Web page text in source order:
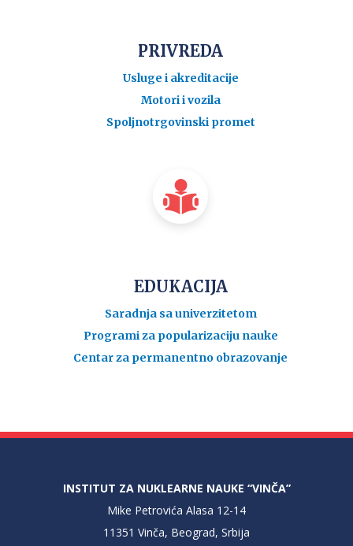
PRIVREDA
Usluge i akreditacije
Motori i vozila
Spoljnotrgovinski promet
EDUKACIJA
Saradnja sa univerzitetom
Programi za popularizaciju nauke
Centar za permanentno obrazovanje
INSTITUT ZA NUKLEARNE NAUKE “VINČA”
Mike Petrovića Alasa 12-14
11351 Vinča, Beograd, Srbija